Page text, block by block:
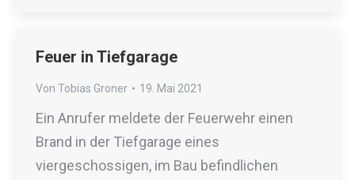
Feuer in Tiefgarage
Von Tobias Groner 19. Mai 2021
Ein Anrufer meldete der Feuerwehr einen
Brand in der Tiefgarage eines
viergeschossigen, im Bau befindlichen